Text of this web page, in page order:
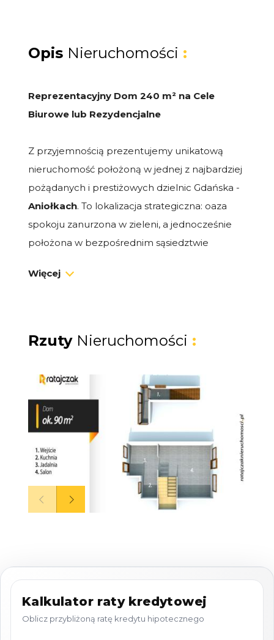
Opis Nieruchomości :
Reprezentacyjny Dom 240 m² na Cele
Biurowe lub Rezydencjalne
Z przyjemnością prezentujemy unikatową
nieruchomość położoną w jednej z najbardziej
pożądanych i prestiżowych dzielnic Gdańska -
Aniołkach. To lokalizacja strategiczna: oaza
spokoju zanurzona w zieleni, a jednocześnie
położona w bezpośrednim sąsiedztwie
Gdańskiego Uniwersytetu Medycznego.
idealną propozycję dla prestiżowych firm:
kancelarii adwokackich, notarialnych,
Standard i Charakterystyka Nieruchomości
Powierzchnia:
240 m² powierzchni
mieszkalno-biurowej
Komfort:
W dwóch łazienkach
zainstalowano ogrzewanie podłogowe
(wodne).
profesjonalną obsługą sprzątającą (raz w
Więcej
Rzuty Nieruchomości :
Kalkulator raty kredytowej
Oblicz przybliżoną ratę kredytu hipotecznego